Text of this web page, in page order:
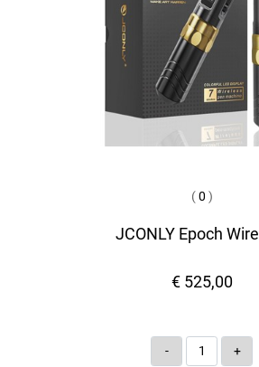
(0 )
JCONLY Epoch
€ 525,00
Quantità